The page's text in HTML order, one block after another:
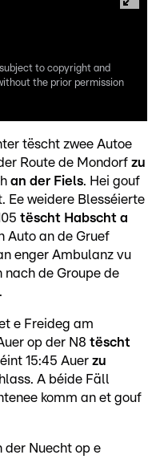
to copyright and
the prior permission
tëscht zwee Autoe
Route de Mondorf zu
an der Fiels. Hei gouf
Ee weidere Blesséierte
tëscht Habscht a
Auto an de Gruef
enger Ambulanz vu
nach de Groupe de
e Freideg am
op der N8 tëscht
15:45 Auer zu
A béide Fäll
komm an et gouf
der Nuecht op e